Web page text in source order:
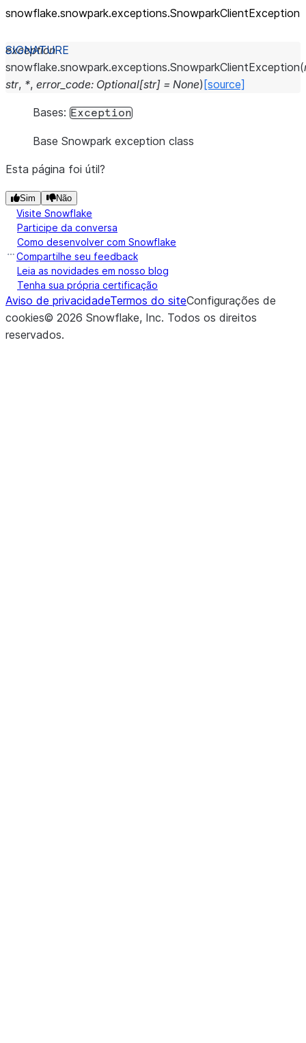
snowflake.snowpark.exceptions.SnowparkClientException
exception
snowflake.snowpark.exceptions.SnowparkClientException(
str, *, error_code: Optional[str] = None) [source]
Bases: Exception
Base Snowpark exception class
Esta página foi útil?
Sim Não
Visite Snowflake
Participe da conversa
Como desenvolver com Snowflake
Compartilhe seu feedback
Leia as novidades em nosso blog
Tenha sua própria certificação
Aviso de privacidadeTermos do siteConfigurações de
cookies© 2026 Snowflake, Inc. Todos os direitos
reservados.